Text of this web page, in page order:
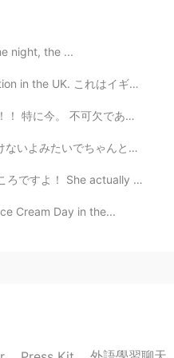
2020.12.11 14:03
night, the ...
これはイギリスの伝統...
必要があると思います。 コロナが終わっ...
ん上達させるようにもっと練習しなきゃダメ。
mind wearing a hoodie! 😂 She ...
Cream Day in the...